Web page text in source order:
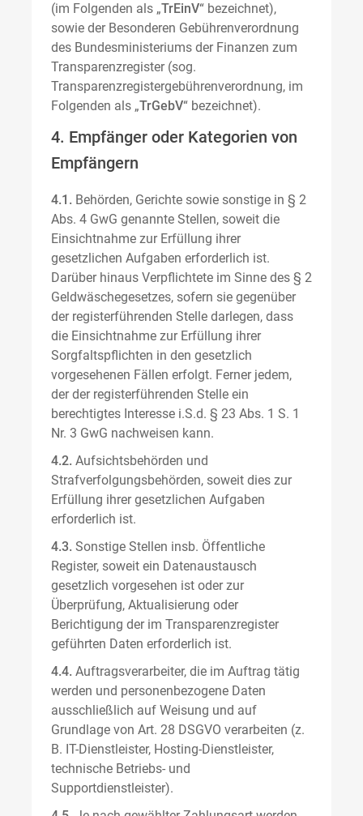
(im Folgenden als „TrEinV“ bezeichnet),
sowie der Besonderen Gebührenverordnung
des Bundesministeriums der Finanzen zum
Transparenzregister (sog.
Transparenzregistergebührenverordnung, im
Folgenden als „TrGebV“ bezeichnet).
4. Empfänger oder Kategorien von
Empfängern
4.1. Behörden, Gerichte sowie sonstige in § 2
Abs. 4 GwG genannte Stellen, soweit die
Einsichtnahme zur Erfüllung ihrer
gesetzlichen Aufgaben erforderlich ist.
Darüber hinaus Verpflichtete im Sinne des § 2
Geldwäschegesetzes, sofern sie gegenüber
der registerführenden Stelle darlegen, dass
die Einsichtnahme zur Erfüllung ihrer
Sorgfaltspflichten in den gesetzlich
vorgesehenen Fällen erfolgt. Ferner jedem,
der der registerführenden Stelle ein
berechtigtes Interesse i.S.d. § 23 Abs. 1 S. 1
Nr. 3 GwG nachweisen kann.
4.2. Aufsichtsbehörden und
Strafverfolgungsbehörden, soweit dies zur
Erfüllung ihrer gesetzlichen Aufgaben
erforderlich ist.
4.3. Sonstige Stellen insb. Öffentliche
Register, soweit ein Datenaustausch
gesetzlich vorgesehen ist oder zur
Überprüfung, Aktualisierung oder
Berichtigung der im Transparenzregister
geführten Daten erforderlich ist.
4.4. Auftragsverarbeiter, die im Auftrag tätig
werden und personenbezogene Daten
ausschließlich auf Weisung und auf
Grundlage von Art. 28 DSGVO verarbeiten (z.
B. IT-Dienstleister, Hosting-Dienstleister,
technische Betriebs- und
Supportdienstleister).